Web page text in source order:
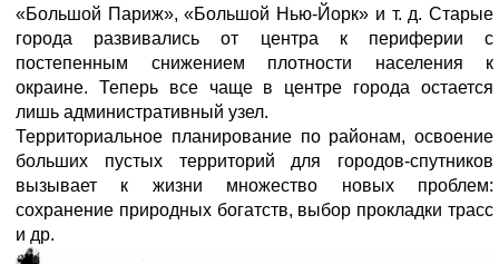
«Большой Париж», «Большой Нью-Йорк» и т. д. Старые
города развивались от центра к периферии с
постепенным снижением плотности населения к
окраине. Теперь все чаще в центре города остается
лишь административный узел.
Территориальное планирование по районам, освоение
больших пустых территорий для городов-спутников
вызывает к жизни множество новых проблем:
сохранение природных богатств, выбор прокладки трасс
и др.